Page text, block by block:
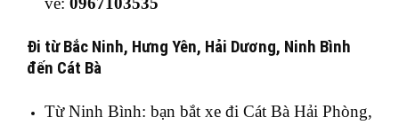
Đi từ Bắc Ninh, Hưng Yên, Hải Dương, Ninh Bình
đến Cát Bà
Từ Ninh Bình: bạn bắt xe đi Cát Bà Hải Phòng,